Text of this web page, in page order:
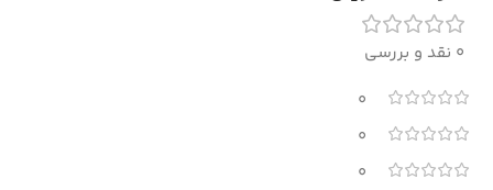
0 نقد و بررسی
0
0
0